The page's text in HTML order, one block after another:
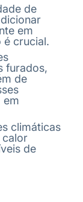
de
em
é crucial.
furados,
de
em
climáticas
de